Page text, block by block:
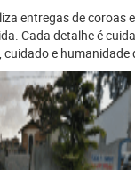
entregas de coroas
Cada detalhe é
e